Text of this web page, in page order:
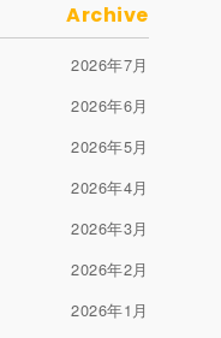
Archive
2026年7月
2026年6月
2026年5月
2026年4月
2026年3月
2026年2月
2026年1月